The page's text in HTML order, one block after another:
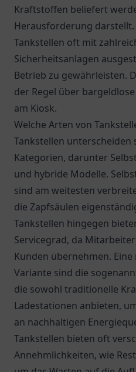
Kraftstoffen beliefert
Herausforderung
Tankstellen oft mit
Sicherheitsanlagen
Betrieb zu gewährleisten.
der Regel über
am Kiosk.
Welche Arten von
Tankstellen unterscheiden
Kategorien, darunter
und hybride Modelle.
sind am weitesten
die Zapfsäulen
Tankstellen hingegen
Servicegrad, da
Kunden übernehmen.
Variante sind die
die sowohl traditionelle
Ladestationen anbieten,
an nachhaltigen
Tankstellen bieten oft
Annehmlichkeiten, wie